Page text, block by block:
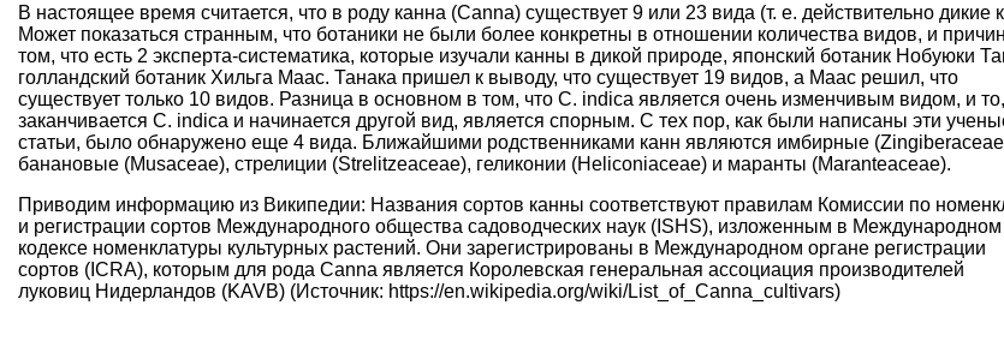
В настоящее время считается, что в роду канна (Canna) существует 9 или 23 вида (т. е. действительно дикие
Может показаться странным, что ботаники не были более конкретны в отношении количества видов, и
том, что есть 2 эксперта-систематика, которые изучали канны в дикой природе, японский ботаник Нобуюки
голландский ботаник Хильга Маас. Танака пришел к выводу, что существует 19 видов, а Маас решил, что
существует только 10 видов. Разница в основном в том, что C. indica является очень изменчивым видом, и
заканчивается C. indica и начинается другой вид, является спорным. С тех пор, как были написаны эти
статьи, было обнаружено еще 4 вида. Ближайшими родственниками канн являются имбирные
банановые (Musaceae), стрелиции (Strelitzeaceae), геликонии (Heliconiaceae) и маранты (Maranteaceae).
Приводим информацию из Википедии: Названия сортов канны соответствуют правилам Комиссии по
и регистрации сортов Международного общества садоводческих наук (ISHS), изложенным в Международном
кодексе номенклатуры культурных растений. Они зарегистрированы в Международном органе регистрации
сортов (ICRA), которым для рода Canna является Королевская генеральная ассоциация производителей
луковиц Нидерландов (KAVB) (Источник: https://en.wikipedia.org/wiki/List_of_Canna_cultivars)